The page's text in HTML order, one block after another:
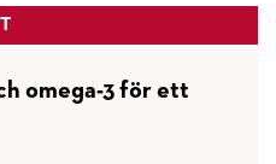
omega-3 för ett